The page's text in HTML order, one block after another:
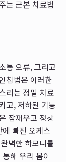
는 근본 치료법
통 오류, 그리고
침법은 이러한
리는 정밀 치료
고, 저하된 기능
잠재우고 정상
빠진 오케스
벽한 하모니를
해 우리 몸이